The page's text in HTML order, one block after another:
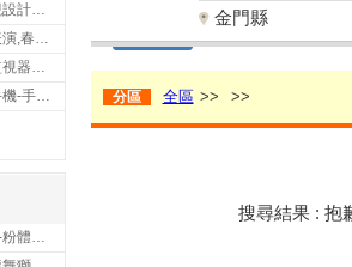
佳岳景觀有限公司-景觀設計公司,台北景觀設計,台北景觀工程,中山區景觀設計
天創娛樂工作室-尾牙表演,春酒表演,板橋尾牙表演
昌全監視器有限公司-監視器安裝,高雄監視器安裝,鳳山區監視器安裝
李克手機-給您便宜好手機-手機收購,屏東手機收購
萬環機械股份有限公司-粉體塗裝設備,輸送機,輸送機設備,台南輸送機
金門縣
分區 全區 >> >>
搜尋結果 : 抱